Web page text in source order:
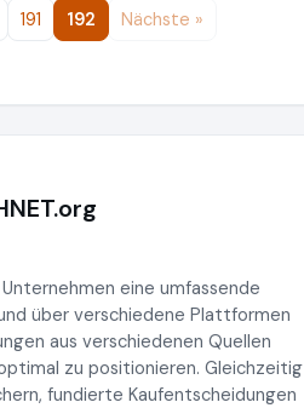
191 192 Nächste »
eine umfassende
über verschiedene Plattformen
aus verschiedenen Quellen
zu positionieren. Gleichzeitig
fundierte Kaufentscheidungen